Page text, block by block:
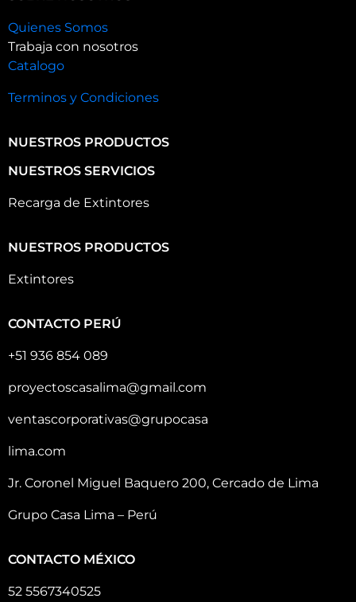
Quienes Somos
Trabaja con nosotros
Catalogo
Terminos y Condiciones
NUESTROS PRODUCTOS
NUESTROS SERVICIOS
Recarga de Extintores
NUESTROS PRODUCTOS
Extintores
CONTACTO PERÚ
+51 936 854 089
proyectoscasalima@gmail.com
ventascorporativas@grupocasa
lima.com
Jr. Coronel Miguel Baquero 200, Cercado de Lima
Grupo Casa Lima – Perú
CONTACTO MÉXICO
52 5567340525